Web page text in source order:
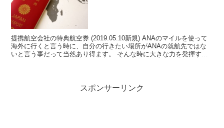
提携航空会社の特典航空券 (2019.05.10新規) ANAのマイルを使って
海外に行くと言う時に、自分の行きたい場所がANAの就航先ではな
いと言う事だって当然あり得ます。 そんな時に大きな力を発揮する
スポンサーリンク